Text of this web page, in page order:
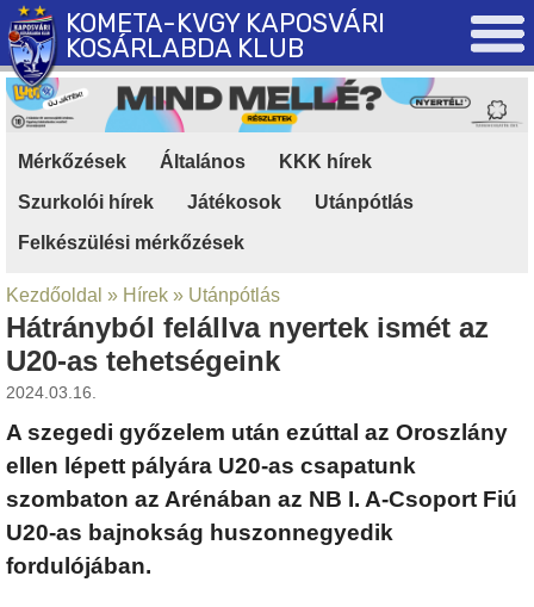
KOMETA-KVGY KAPOSVÁRI
KOSÁRLABDA KLUB
Mérkőzések Általános KKK hírek
Szurkolói hírek
Játékosok Utánpótlás
Felkészülési mérkőzések
Kezdőoldal » Hírek » Utánpótlás
Hátrányból felállva nyertek ismét az
U20-as tehetségeink
2024.03.16.
A szegedi győzelem után ezúttal az Oroszlány
ellen lépett pályára U20-as csapatunk
szombaton az Arénában az NB I. A-Csoport Fiú
U20-as bajnokság huszonnegyedik
fordulójában.